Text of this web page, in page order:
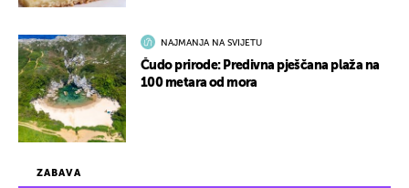
ZABAVA
NAJMANJA NA SVIJETU
Čudo prirode: Predivna pješčana plaža na
100 metara od mora